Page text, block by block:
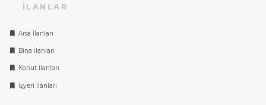
İLANLAR
Arsa İlanları
Bina İlanları
Konut İlanları
İşyeri İlanları